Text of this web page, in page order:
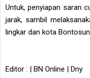
Untuk, penyiapan saran
jarak, sambil
lingkar dan kota
Editor : | BN Online | Dny